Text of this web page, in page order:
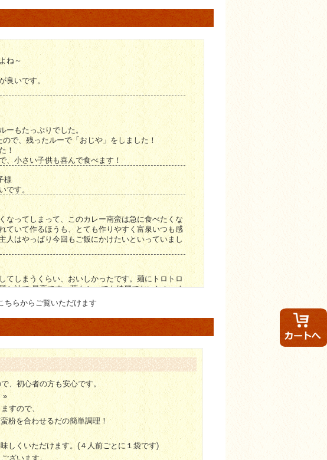
ね～
良いです。
ーもたっぷりでした。
で、残ったルーで「おじや」をしました！
！
、小さい子供も喜んで食べます！
様
です。
なってしまって、このカレー南蛮は急に食べたくな
ていて作るほうも、とても作りやすく富泉いつも感
人はやっぱり今回もご飯にかけたいといっていまし
てしまうくらい、おいしかったです。麺にトロトロ
と汁で 最高です。葱もとっても綺麗でおいしかった
が、やっぱり子供たちの評判が最高だったようで
子供から大人達も一緒に味わって喜べる味です。
いです。
。
が
なりかけて慌てましたけど
ちらからご覧いただけます
、初心者の方も安心です。
»
すので、
粉を合わせるだの簡単調理！
しくいただけます。(４人前ごとに１袋です)
ざいます。